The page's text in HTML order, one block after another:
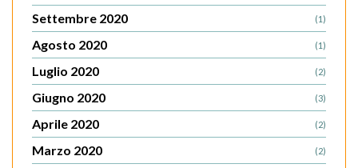
Settembre 2020 (1)
Agosto 2020 (1)
Luglio 2020 (2)
Giugno 2020 (3)
Aprile 2020 (2)
Marzo 2020 (2)